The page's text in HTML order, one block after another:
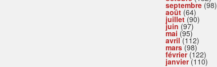
septembre (98)
août (64)
juillet(90)
juin (97)
mai (95)
avril(112)
mars(98)
février(122)
janvier(110)